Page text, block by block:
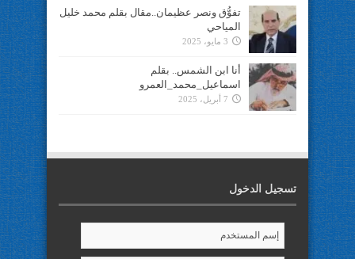
تفوُّق ونصر عظيمان..مقال بقلم محمد خليل
المياحي
3 مايو، 2025
أنا ابن الشمس.. بقلم
اسماعيل_محمد_العمرو
7 أبريل، 2025
تسجيل الدخول